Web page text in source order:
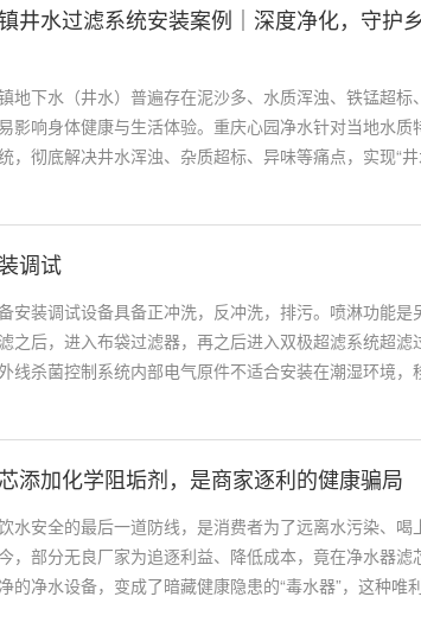
井水过滤系统安装案例｜深度净化，守护
地下水（井水）普遍存在泥沙多、水质浑浊、铁锰超标
影响身体健康与生活体验。重庆心园净水针对当地水质
，彻底解决井水浑浊、杂质超标、异味等痛点，实现“
调试
安装调试设备具备正冲洗，反冲洗，排污。喷淋功能是
之后，进入布袋过滤器，再之后进入双极超滤系统超滤
线杀菌控制系统内部电气原件不适合安装在潮湿环境，
添加化学阻垢剂，是商家逐利的健康骗局
水安全的最后一道防线，是消费者为了远离水污染、喝
，部分无良厂家为追逐利益、降低成本，竟在净水器滤
的净水设备，变成了暗藏健康隐患的“毒水器”，这种唯